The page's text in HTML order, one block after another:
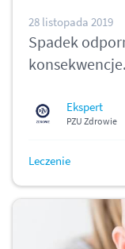
28 listopada 2019
Spadek
Ekspert
PZU Zdrowie
Leczenie